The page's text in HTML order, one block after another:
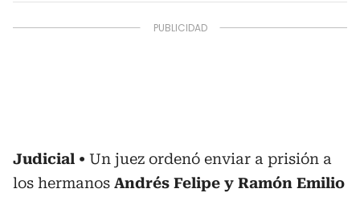
Judicial
Un juez ordenó enviar a prisión a
los hermanos Andrés Felipe y Ramón Emilio